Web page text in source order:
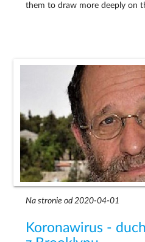
them to draw more deeply on
Na stronie od 2020-04-01
Koronawirus -